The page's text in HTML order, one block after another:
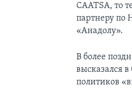
CAATSA, то
партнеру по
«Анадолу».
В более
высказался
политиков